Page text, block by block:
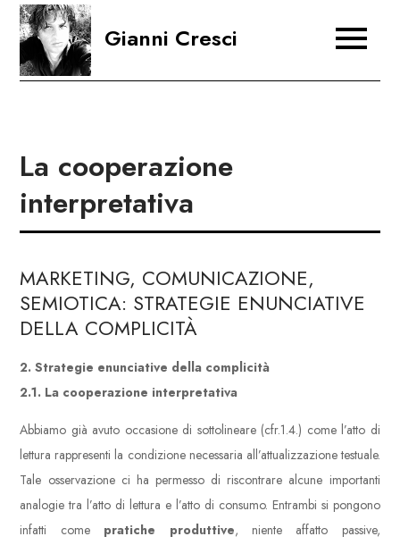
Skip
content
Gianni Cresci
La cooperazione
interpretativa
MARKETING, COMUNICAZIONE,
SEMIOTICA: STRATEGIE ENUNCIATIVE
DELLA COMPLICITÀ
2. Strategie enunciative della complicità
2.1. La cooperazione interpretativa
Abbiamo già avuto occasione di sottolineare (cfr.1.4.) come l’atto di
lettura rappresenti la condizione necessaria all’attualizzazione testuale.
Tale osservazione ci ha permesso di riscontrare alcune importanti
analogie tra l’atto di lettura e l’atto di consumo. Entrambi si pongono
infatti come pratiche produttive, niente affatto passive,